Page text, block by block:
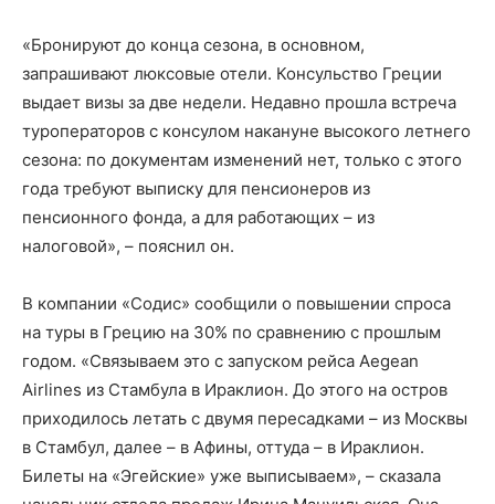
«Бронируют до конца сезона, в основном,
запрашивают люксовые отели. Консульство Греции
выдает визы за две недели. Недавно прошла встреча
туроператоров с консулом накануне высокого летнего
сезона: по документам изменений нет, только с этого
года требуют выписку для пенсионеров из
пенсионного фонда, а для работающих – из
налоговой», – пояснил он.
В компании «Содис» сообщили о повышении спроса
на туры в Грецию на 30% по сравнению с прошлым
годом. «Связываем это с запуском рейса Aegean
Airlines из Стамбула в Ираклион. До этого на остров
приходилось летать с двумя пересадками – из Москвы
в Стамбул, далее – в Афины, оттуда – в Ираклион.
Билеты на «Эгейские» уже выписываем», – сказала